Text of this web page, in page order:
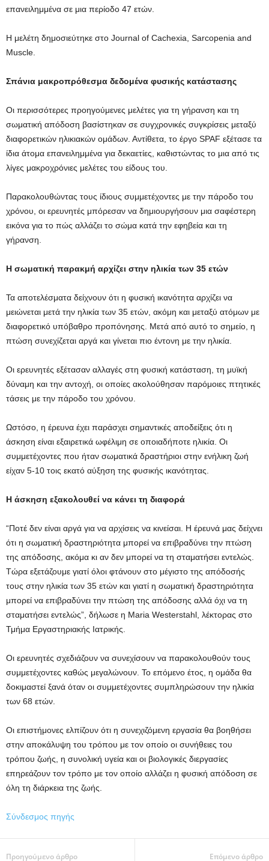
επανειλημμένα σε μια περίοδο 47 ετών.
Η μελέτη δημοσιεύτηκε στο Journal of Cachexia, Sarcopenia and
Muscle.
Σπάνια μακροπρόθεσμα δεδομένα φυσικής κατάστασης
Οι περισσότερες προηγούμενες μελέτες για τη γήρανση και τη
σωματική απόδοση βασίστηκαν σε συγχρονικές συγκρίσεις μεταξύ
διαφορετικών ηλικιακών ομάδων. Αντίθετα, το έργο SPAF εξέτασε τα
ίδια άτομα επανειλημμένα για δεκαετίες, καθιστώντας το μια από τις
λίγες μακροχρόνιες μελέτες του είδους του.
Παρακολουθώντας τους ίδιους συμμετέχοντες με την πάροδο του
χρόνου, οι ερευνητές μπόρεσαν να δημιουργήσουν μια σαφέστερη
εικόνα για το πώς αλλάζει το σώμα κατά την εφηβεία και τη
γήρανση.
Η σωματική παρακμή αρχίζει στην ηλικία των 35 ετών
Τα αποτελέσματα δείχνουν ότι η φυσική ικανότητα αρχίζει να
μειώνεται μετά την ηλικία των 35 ετών, ακόμη και μεταξύ ατόμων με
διαφορετικό υπόβαθρο προπόνησης. Μετά από αυτό το σημείο, η
πτώση συνεχίζεται αργά και γίνεται πιο έντονη με την ηλικία.
Οι ερευνητές εξέτασαν αλλαγές στη φυσική κατάσταση, τη μυϊκή
δύναμη και την αντοχή, οι οποίες ακολούθησαν παρόμοιες πτητικές
τάσεις με την πάροδο του χρόνου.
Ωστόσο, η έρευνα έχει παράσχει σημαντικές αποδείξεις ότι η
άσκηση είναι εξαιρετικά ωφέλιμη σε οποιαδήποτε ηλικία. Οι
συμμετέχοντες που ήταν σωματικά δραστήριοι στην ενήλικη ζωή
είχαν 5-10 τοις εκατό αύξηση της φυσικής ικανότητας.
Η άσκηση εξακολουθεί να κάνει τη διαφορά
“Ποτέ δεν είναι αργά για να αρχίσεις να κινείσαι. Η έρευνά μας δείχνει
ότι η σωματική δραστηριότητα μπορεί να επιβραδύνει την πτώση
της απόδοσης, ακόμα κι αν δεν μπορεί να τη σταματήσει εντελώς.
Τώρα εξετάζουμε γιατί όλοι φτάνουν στο μέγιστο της απόδοσής
τους στην ηλικία των 35 ετών και γιατί η σωματική δραστηριότητα
μπορεί να επιβραδύνει την πτώση της απόδοσης αλλά όχι να τη
σταματήσει εντελώς”, δήλωσε η Maria Westerstahl, λέκτορας στο
Τμήμα Εργαστηριακής Ιατρικής.
Οι ερευνητές σχεδιάζουν να συνεχίσουν να παρακολουθούν τους
συμμετέχοντες καθώς μεγαλώνουν. Το επόμενο έτος, η ομάδα θα
δοκιμαστεί ξανά όταν οι συμμετέχοντες συμπληρώσουν την ηλικία
των 68 ετών.
Οι επιστήμονες ελπίζουν ότι η συνεχιζόμενη εργασία θα βοηθήσει
στην αποκάλυψη του τρόπου με τον οποίο οι συνήθειες του
τρόπου ζωής, η συνολική υγεία και οι βιολογικές διεργασίες
επηρεάζουν τον τρόπο με τον οποίο αλλάζει η φυσική απόδοση σε
όλη τη διάρκεια της ζωής.
Σύνδεσμος πηγής
Προηγούμενο άρθρο Επόμενο άρθρο